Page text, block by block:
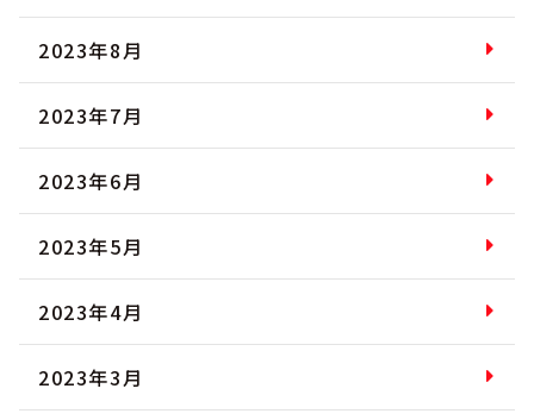
2023年8月
2023年7月
2023年6月
2023年5月
2023年4月
2023年3月